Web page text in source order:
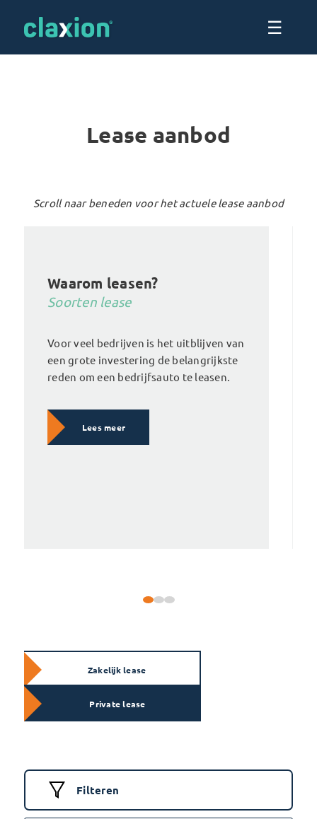
☰
Lease aanbod
Scroll naar beneden voor het actuele lease aanbod
Waarom leasen?
Soorten lease
Voor veel bedrijven is het uitblijven van
een grote investering de belangrijkste
reden om een bedrijfsauto te leasen.
Lees meer
Zakelijk lease
Private lease
Filteren